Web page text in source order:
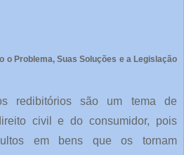
o Problema, Suas Soluções e a Legislação
redibitórios são um tema de
civil e do consumidor, pois
em bens que os tornam